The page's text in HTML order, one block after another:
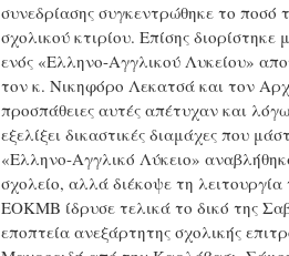
συνεδρίασης συγκεντρώθηκε το
σχολικού κτιρίου. Επίσης
ενός «Ελληνο-Αγγλικού Λυκείου»
τον κ. Νικηφόρο Λεκατσά και τον
προσπάθειες αυτές απέτυχαν και
εξελίξει δικαστικές διαμάχες που
«Ελληνο-Αγγλικό Λύκειο»
σχολείο, αλλά διέκοψε τη
ΕΟΚΜΒ ίδρυσε τελικά το δικό της
εποπτεία ανεξάρτητης σχολικής